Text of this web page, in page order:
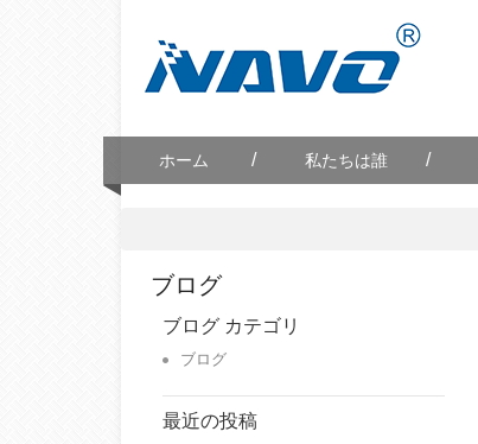
ホーム / 私たちは誰 /
ブログ
ブログ カテゴリ
ブログ
最近の投稿